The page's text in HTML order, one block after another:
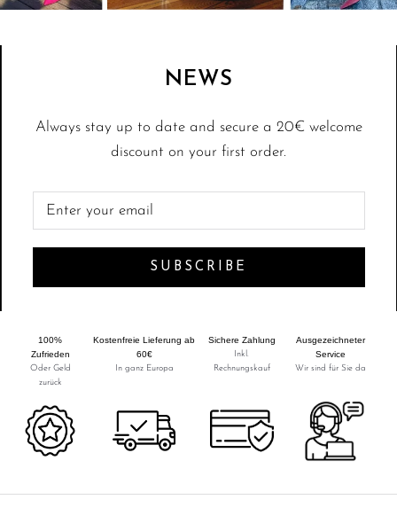
NEWS
Always stay up to date and secure a 20€ welcome
discount on your first order.
SUBSCRIBE
100%
Zufrieden
Oder Geld
zurück
Kostenfreie Lieferung ab
60€
In ganz Europa
Sichere Zahlung
Inkl.
Rechnungskauf
Ausgezeichneter
Service
Wir sind für Sie da